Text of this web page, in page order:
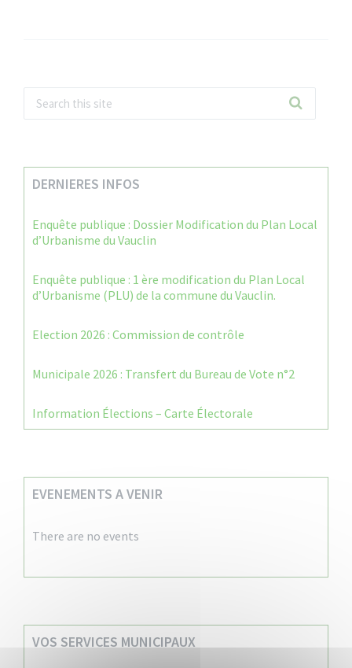
DERNIERES INFOS
Enquête publique : Dossier Modification du Plan Local
d’Urbanisme du Vauclin
Enquête publique : 1 ère modification du Plan Local
d’Urbanisme (PLU) de la commune du Vauclin.
Election 2026 : Commission de contrôle
Municipale 2026 : Transfert du Bureau de Vote n°2
Information Élections – Carte Électorale
EVENEMENTS A VENIR
There are no events
VOS SERVICES MUNICIPAUX